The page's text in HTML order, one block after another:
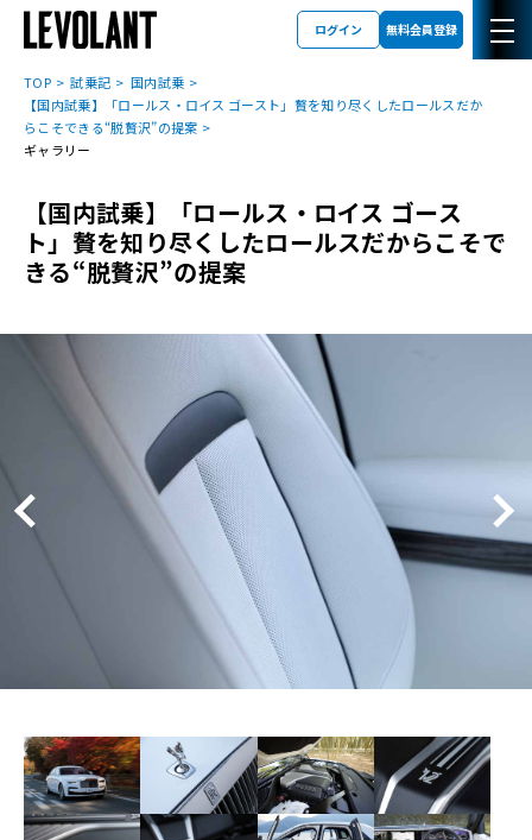
ログイン 無料会員登録
TOP 試乗記
国内試乗
【国内試乗】「ロールス・ロイス ゴースト」贅を知り尽くしたロールスだか
らこそできる“脱贅沢”の提案
ギャラリー
【国内試乗】「ロールス・ロイス ゴース
ト」贅を知り尽くしたロールスだからこそで
きる“脱贅沢”の提案